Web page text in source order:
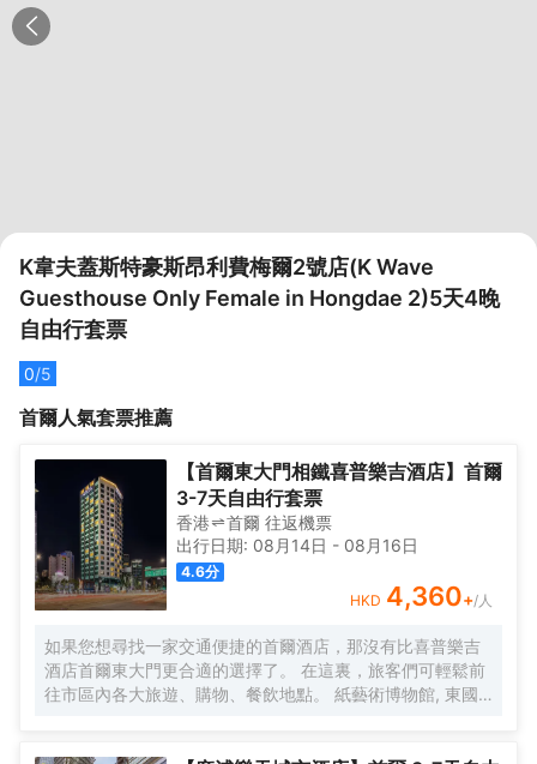
K韋夫蓋斯特豪斯昂利費梅爾2號店(K Wave
Guesthouse Only Female in Hongdae 2)5天4晚
自由行套票
0/5
首爾人氣套票推薦
【首爾東大門相鐵喜普樂吉酒店】首爾
3-7天自由行套票
香港 首爾 往返機票
出行日期: 08月14日 - 08月16日
4.6分
HKD 4,360+/人
如果您想尋找一家交通便捷的首爾酒店，那沒有比喜普樂吉
酒店首爾東大門更合適的選擇了。 在這裏，旅客們可輕鬆前
往市區內各大旅遊、購物、餐飲地點。 紙藝術博物館, 東國